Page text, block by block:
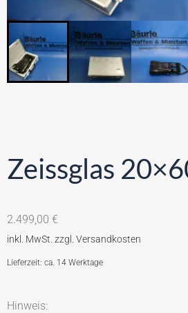
Zeissglas
2.499,00 €
Lieferzeit: ca. 14 Werktage
Hinweis: